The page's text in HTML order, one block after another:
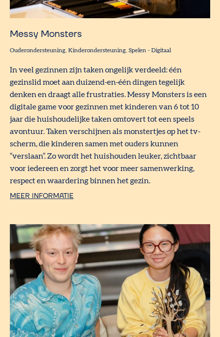
Messy Monsters
Ouderondersteuning Kinderondersteuning Spelen - Digitaal
In veel gezinnen zijn taken ongelijk verdeeld: één
gezinslid moet aan duizend-en-één dingen tegelijk
denken en draagt alle frustraties. Messy Monsters is een
digitale game voor gezinnen met kinderen van 6 tot 10
jaar die huishoudelijke taken omtovert tot een speels
avontuur. Taken verschijnen als monstertjes op het tv-
scherm, die kinderen samen met ouders kunnen
“verslaan”. Zo wordt het huishouden leuker, zichtbaar
voor iedereen en zorgt het voor meer samenwerking,
respect en waardering binnen het gezin.
MEER INFORMATIE